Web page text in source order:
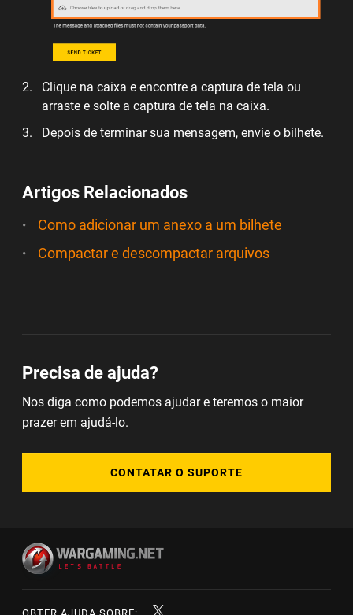
Clique na caixa e encontre a captura de tela ou
arraste e solte a captura de tela na caixa.
Depois de terminar sua mensagem, envie o bilhete.
Artigos Relacionados
Como adicionar um anexo a um bilhete
Compactar e descompactar arquivos
Precisa de ajuda?
Nos diga como podemos ajudar e teremos o maior
prazer em ajudá-lo.
CONTATAR O SUPORTE